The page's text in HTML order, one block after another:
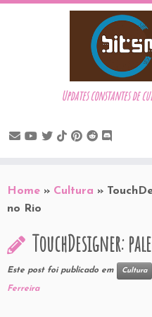
to
content
Updates constantes de
Home » Cultura »
no Rio
TouchDesigner:
Este post foi publicado em Cultura
Ferreira